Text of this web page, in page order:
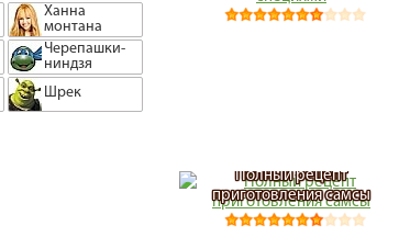
Ханна
монтана
Черепашки-
ниндзя
Шрек
Полный рецепт
приготовления самсы